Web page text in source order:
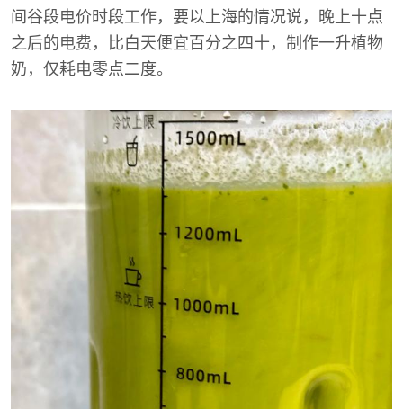
间谷段电价时段工作，要以上海的情况说，晚上十点
之后的电费，比白天便宜百分之四十，制作一升植物
奶，仅耗电零点二度。